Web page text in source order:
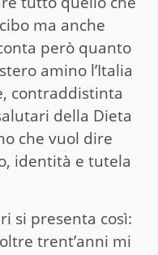
ma anche
però quanto
amino l’Italia
contraddistinta
della Dieta
che vuol dire
identità e tutela
si presenta così:
trent’anni mi